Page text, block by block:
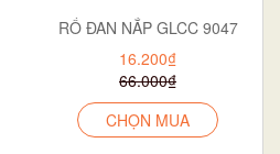
RỔ ĐAN NẮP GLCC 9047
16.200₫
66.000₫
CHỌN MUA